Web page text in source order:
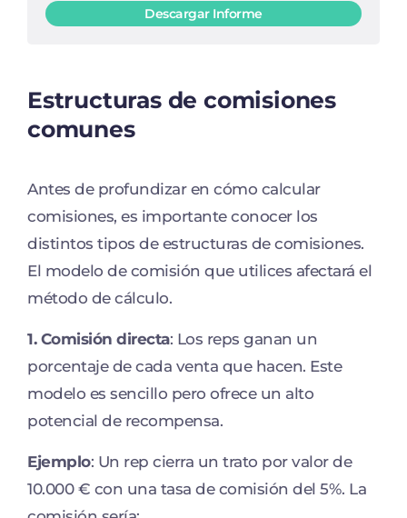
Descargar Informe
Estructuras de comisiones
comunes
Antes de profundizar en cómo calcular
comisiones, es importante conocer los
distintos tipos de estructuras de comisiones.
El modelo de comisión que utilices afectará el
método de cálculo.
1. Comisión directa: Los reps ganan un
porcentaje de cada venta que hacen. Este
modelo es sencillo pero ofrece un alto
potencial de recompensa.
Ejemplo: Un rep cierra un trato por valor de
10.000 € con una tasa de comisión del 5%. La